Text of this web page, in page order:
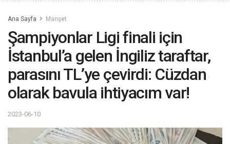
Ana Sayfa Manşet
Şampiyonlar Ligi finali için
İstanbul’a gelen İngiliz taraftar,
parasını TL’ye çevirdi: Cüzdan
olarak bavula ihtiyacım var!
2023-06-10